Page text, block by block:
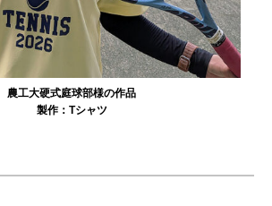
農工大硬式庭球部様の作品
製作： Tシャツ